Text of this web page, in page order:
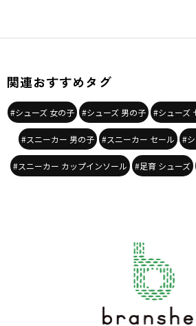
関連おすすめタグ
#シューズ 女の子 #シューズ 男の子 #シューズ
#スニーカー 男の子 #スニーカー セール #
#スニーカー カップインソール #足育 シューズ